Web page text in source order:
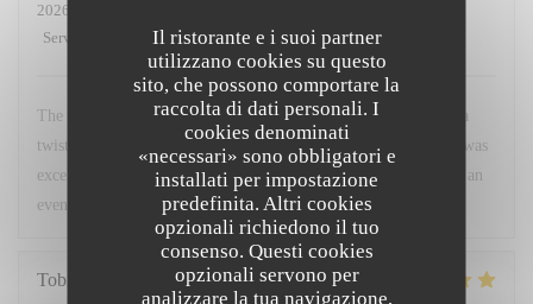
Il ristorante e i suoi partner
utilizzano cookies su questo
sito, che possono comportare la
raccolta di dati personali. I
cookies denominati
«necessari» sono obbligatori e
installati per impostazione
predefinita. Altri cookies
opzionali richiedono il tuo
consenso. Questi cookies
opzionali servono per
analizzare la tua navigazione,
2026-06-20
Servizio
Atmosfera: 5/5 Cucina: 5/5 Qualità / Prezzo
The food was a very good combination of French cuisine with a
twist. The environment was very friendly and warm. The staff was
excellent. I would recommend it to anyone who wants to spend an
evening like a local.
Tobias